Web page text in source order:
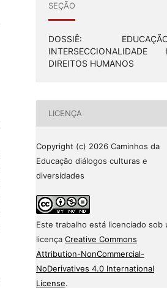
SEÇÃO
DOSSIÊ:
INTERSECCIONALIDADE
DIREITOS HUMANOS
LICENÇA
Copyright (c) 2026 Caminhos da
Educação diálogos culturas e
diversidades
Este trabalho está licenciado sob
licença Creative Commons
Attribution-NonCommercial-
NoDerivatives 4.0 International
License.